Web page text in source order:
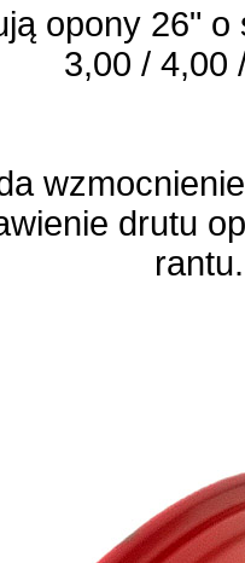
opony 26"
3,00 / 4,00
drutu
rantu.